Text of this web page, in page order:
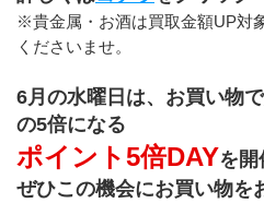
※貴金属・お酒は買取金額UP対
くださいませ。
6月の水曜日は、お買い物
の5倍になる
ポイント5倍DAYを開
ぜひこの機会にお買い物を